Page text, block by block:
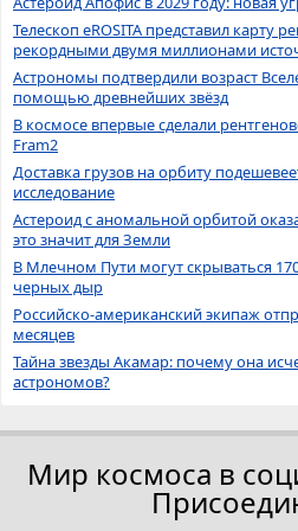
Телескоп eROSITA представил карту
рекордными двумя миллионами
Астрономы подтвердили возраст
помощью древнейших звёзд
В космосе впервые сделали
Fram2
Доставка грузов на орбиту
исследование
Астероид с аномальной орбитой
это значит для Земли
В Млечном Пути могут скрываться
черных дыр
Российско-американский экипаж
месяцев
Тайна звезды Акамар: почему она
астрономов?
Мир космоса в